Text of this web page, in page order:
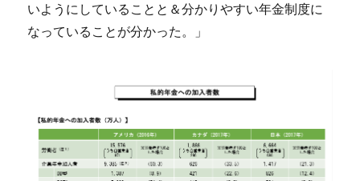
いようにしていることと＆分かりやすい年金制度に
なっていることが分かった。」